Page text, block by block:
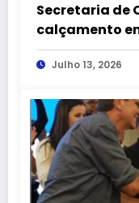
Secretaria de
calçamento
de ruas na
Julho 13, 2026